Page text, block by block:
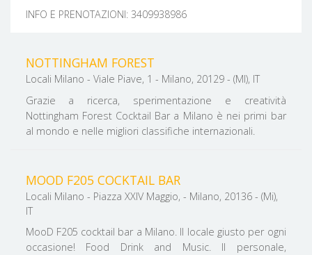
INFO E PRENOTAZIONI: 3409938986
NOTTINGHAM FOREST
Locali Milano - Viale Piave, 1 - Milano, 20129 - (MI), IT
Grazie a ricerca, sperimentazione e creatività
Nottingham Forest Cocktail Bar a Milano è nei primi bar
al mondo e nelle migliori classifiche internazionali.
MOOD F205 COCKTAIL BAR
Locali Milano - Piazza XXIV Maggio, - Milano, 20136 - (Mi),
IT
MooD F205 cocktail bar a Milano. Il locale giusto per ogni
occasione! Food Drink and Music. Il personale,